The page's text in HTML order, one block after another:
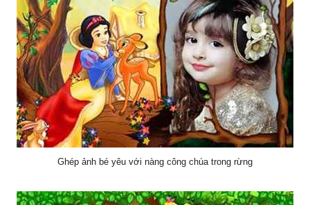
Ghép ảnh bé yêu với nàng công chúa trong rừng